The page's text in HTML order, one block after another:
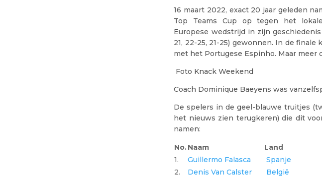
16 maart 2022, exact 20 jaar geleden
Top Teams Cup op tegen het
Europese wedstrijd in zijn
21, 22-25, 21-25) gewonnen. In de
met het Portugese Espinho. Maar meer
Foto Knack Weekend
Coach Dominique Baeyens was
De spelers in de geel-blauwe truitjes
het nieuws zien terugkeren) die dit
namen:
No.Naam Land
1.
Guillermo Falasca Spanje
2.
Denis Van Calster België